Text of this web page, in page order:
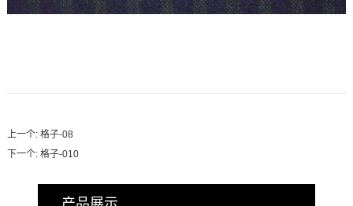
上一个: 格子-08
下一个: 格子-010